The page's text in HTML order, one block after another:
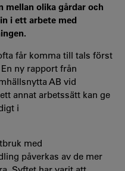
mellan olika gårdar och
i ett arbete med
får komma till tals först
ny rapport från
AB vid
annat arbetssätt kan ge
i
med
påverkas av de mer